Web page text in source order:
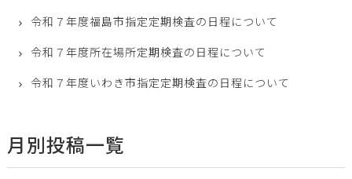
令和７年度福島市指定定期検査の日程について
令和７年度所在場所定期検査の日程について
令和７年度いわき市指定定期検査の日程について
月別投稿一覧